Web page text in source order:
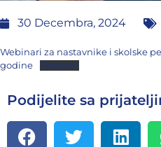
30 Decembra, 2024
Webinari za nastavnike i skolske
godine
Preuzmi
Podijelite sa